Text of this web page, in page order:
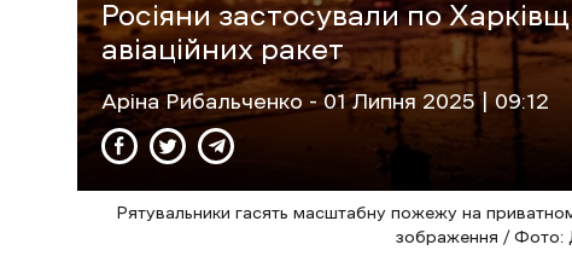
Росіяни застосували по
авіаційних ракет
Аріна Рибальченко - 01 Липня 2025 | 09:12
Рятувальники гасять масштабну пожежу на
зображення / Фото: